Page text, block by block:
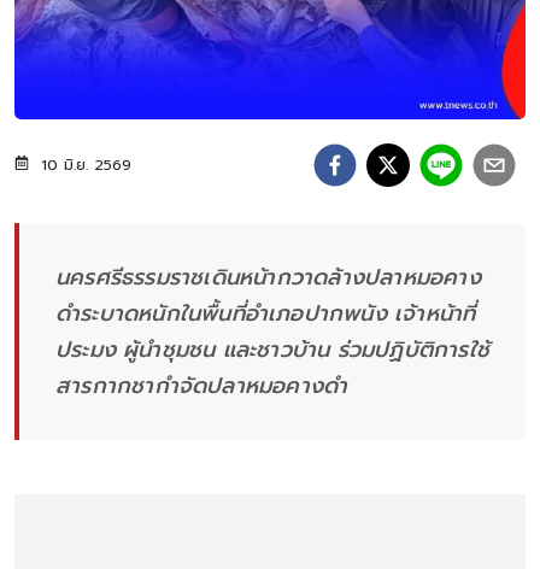
10 มิ.ย. 2569
นครศรีธรรมราชเดินหน้ากวาดล้างปลาหมอคาง
ดำระบาดหนักในพื้นที่อำเภอปากพนัง เจ้าหน้าที่
ประมง ผู้นำชุมชน และชาวบ้าน ร่วมปฏิบัติการใช้
สารกากชากำจัดปลาหมอคางดำ